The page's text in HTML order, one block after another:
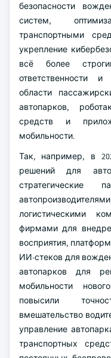
безопасности
систем,
транспортными
укрепление
всё более
ответственности
области
автопарков,
средств и
мобильности.
Так, например, в
решений для
стратегические
логистическими
фирмами для
восприятия,
ИИ-стеков для
автопарков для
мобильности
повысили
вмешательство
управление
транспортных